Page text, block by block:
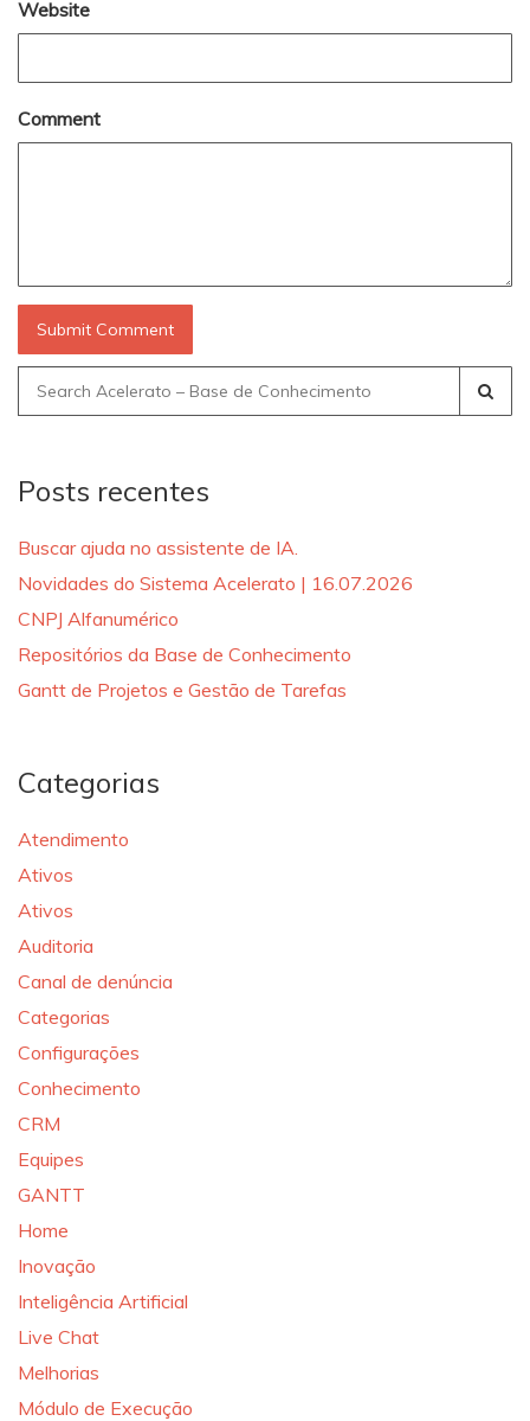
Website
Comment
Search
for:
Posts recentes
Buscar ajuda no assistente de IA.
Novidades do Sistema Acelerato | 16.07.2026
CNPJ Alfanumérico
Repositórios da Base de Conhecimento
Gantt de Projetos e Gestão de Tarefas
Categorias
Atendimento
Ativos
Ativos
Auditoria
Canal de denúncia
Categorias
Configurações
Conhecimento
CRM
Equipes
GANTT
Home
Inovação
Inteligência Artificial
Live Chat
Melhorias
Módulo de Execução